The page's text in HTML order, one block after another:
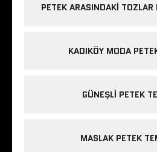
PETEK ARASINDAKI
KADIKÖY MODA
GÜNEŞLI PETEK
MASLAK PETEK